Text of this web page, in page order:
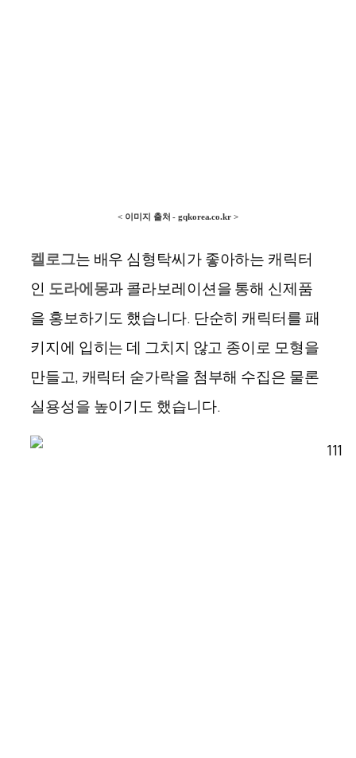
< 이미지 출처 - gqkorea.co.kr >
켈로그는 배우 심형탁씨가 좋아하는 캐릭터
인 도라에몽과 콜라보레이션을 통해 신제품
을 홍보하기도 했습니다. 단순히 캐릭터를 패
키지에 입히는 데 그치지 않고 종이로 모형을
만들고, 캐릭터 숟가락을 첨부해 수집은 물론
실용성을 높이기도 했습니다.